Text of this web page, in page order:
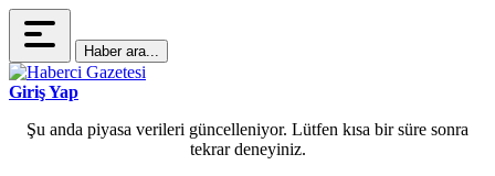
Haber ara...
Giriş Yap
Şu anda piyasa verileri güncelleniyor. Lütfen kısa bir süre sonra
tekrar deneyiniz.